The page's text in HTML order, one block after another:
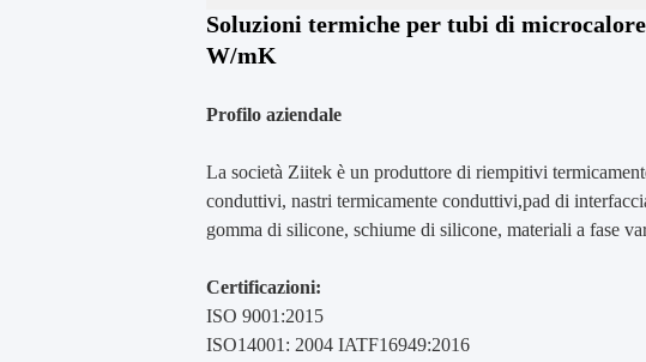
Soluzioni termiche per tubi di
W/mK
Profilo aziendale
La società Ziitek è un produttore di riempitivi
conduttivi, nastri termicamente conduttivi,pad di
gomma di silicone, schiume di silicone, materiali a fase
Certificazioni:
ISO 9001:2015
ISO14001: 2004 IATF16949:2016